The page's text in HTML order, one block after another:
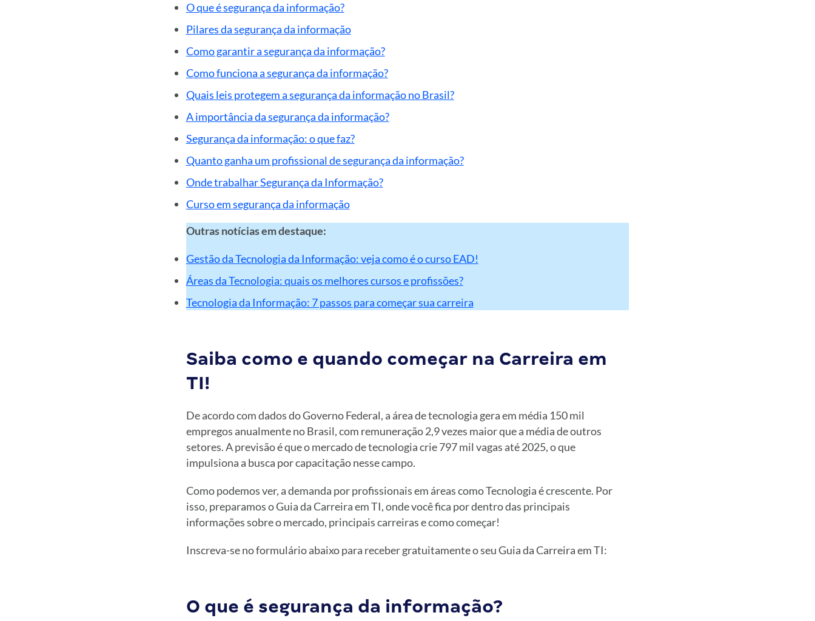
O que é segurança da informação?
Pilares da segurança da informação
Como garantir a segurança da informação?
Como funciona a segurança da informação?
Quais leis protegem a segurança da informação no Brasil?
A importância da segurança da informação?
Segurança da informação: o que faz?
Quanto ganha um profissional de segurança da informação?
Onde trabalhar Segurança da Informação?
Curso em segurança da informação
Outras notícias em destaque:
Gestão da Tecnologia da Informação: veja como é o curso EAD!
Áreas da Tecnologia: quais os melhores cursos e profissões?
Tecnologia da Informação: 7 passos para começar sua carreira
Saiba como e quando começar na Carreira em
TI!
De acordo com dados do Governo Federal, a área de tecnologia gera em média 150 mil
empregos anualmente no Brasil, com remuneração 2,9 vezes maior que a média de outros
setores. A previsão é que o mercado de tecnologia crie 797 mil vagas até 2025, o que
impulsiona a busca por capacitação nesse campo.
Como podemos ver, a demanda por profissionais em áreas como Tecnologia é crescente. Por
isso, preparamos o Guia da Carreira em TI, onde você fica por dentro das principais
informações sobre o mercado, principais carreiras e como começar!
Inscreva-se no formulário abaixo para receber gratuitamente o seu Guia da Carreira em TI:
O que é segurança da informação?